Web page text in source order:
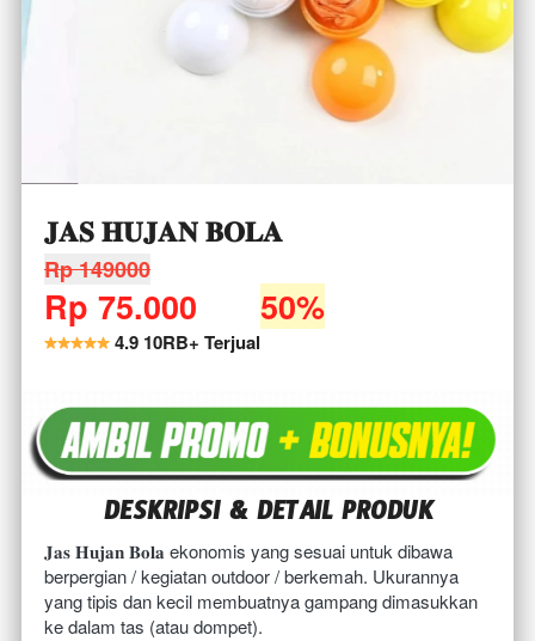
𝐉𝐀𝐒 𝐇𝐔𝐉𝐀𝐍 𝐁𝐎𝐋𝐀
Rp 149000
Rp 75.000 50%
4.9 10RB+ Terjual
DESKRIPSI & DETAIL PRODUK
𝐉𝐚𝐬 𝐇𝐮𝐣𝐚𝐧 𝐁𝐨𝐥𝐚 ekonomis yang sesuai untuk dibawa
berpergian / kegiatan outdoor / berkemah. Ukurannya
yang tipis dan kecil membuatnya gampang dimasukkan
ke dalam tas (atau dompet).